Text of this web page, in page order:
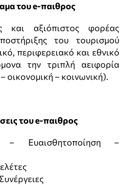
του e-παιθρος
και αξιόπιστος φορέας
του τουρισμού
περιφερειακό και εθνικό
την τριπλή αειφορία
οικονομική – κοινωνική).
του e-παιθρος
– Ευαισθητοποίηση –